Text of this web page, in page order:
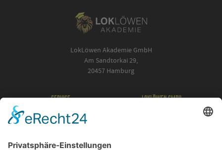
LokLöwen Akademie GmbH
Am Sandtorkai 29,
20457 Hamburg
SERVICE
Kontakt
Datenschutz
LOKLÖWEN GMBH